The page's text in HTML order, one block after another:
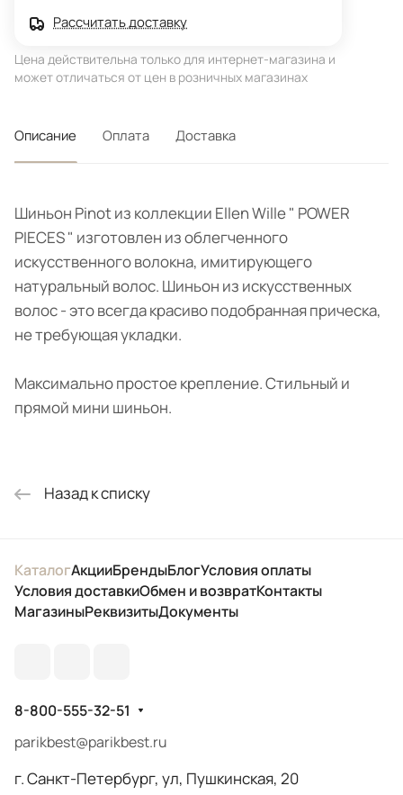
Рассчитать доставку
Цена действительна только для интернет-магазина и
может отличаться от цен в розничных магазинах
Описание Оплата Доставка
Шиньон Pinot из коллекции Ellen Wille " POWER
PIECES " изготовлен из облегченного
искусственного волокна, имитирующего
натуральный волос. Шиньон из искусственных
волос - это всегда красиво подобранная прическа,
не требующая укладки.
Максимально простое крепление. Стильный и
прямой мини шиньон.
Назад к списку
КаталогАкцииБрендыБлогУсловия оплаты
Условия доставкиОбмен и возвратКонтакты
МагазиныРеквизитыДокументы
8-800-555-32-51
parikbest@parikbest.ru
г. Санкт-Петербург, ул, Пушкинская, 20